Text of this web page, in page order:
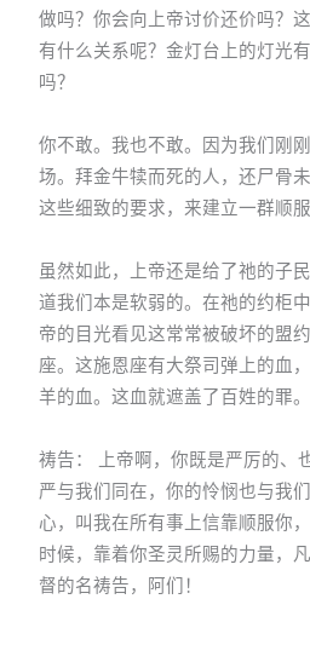
做吗？你会向上帝讨价还价吗？
有什么关系呢？金灯台上的灯光
吗？
你不敢。我也不敢。因为我们刚
场。拜金牛犊而死的人，还尸骨
这些细致的要求，来建立一群顺服
虽然如此，上帝还是给了祂的子
道我们本是软弱的。在祂的约柜
帝的目光看见这常常被破坏的盟
座。这施恩座有大祭司弹上的血
羊的血。这血就遮盖了百姓的罪。
祷告： 上帝啊，你既是严厉的、
严与我们同在，你的怜悯也与我
心，叫我在所有事上信靠顺服你
时候，靠着你圣灵所赐的力量，
督的名祷告，阿们！